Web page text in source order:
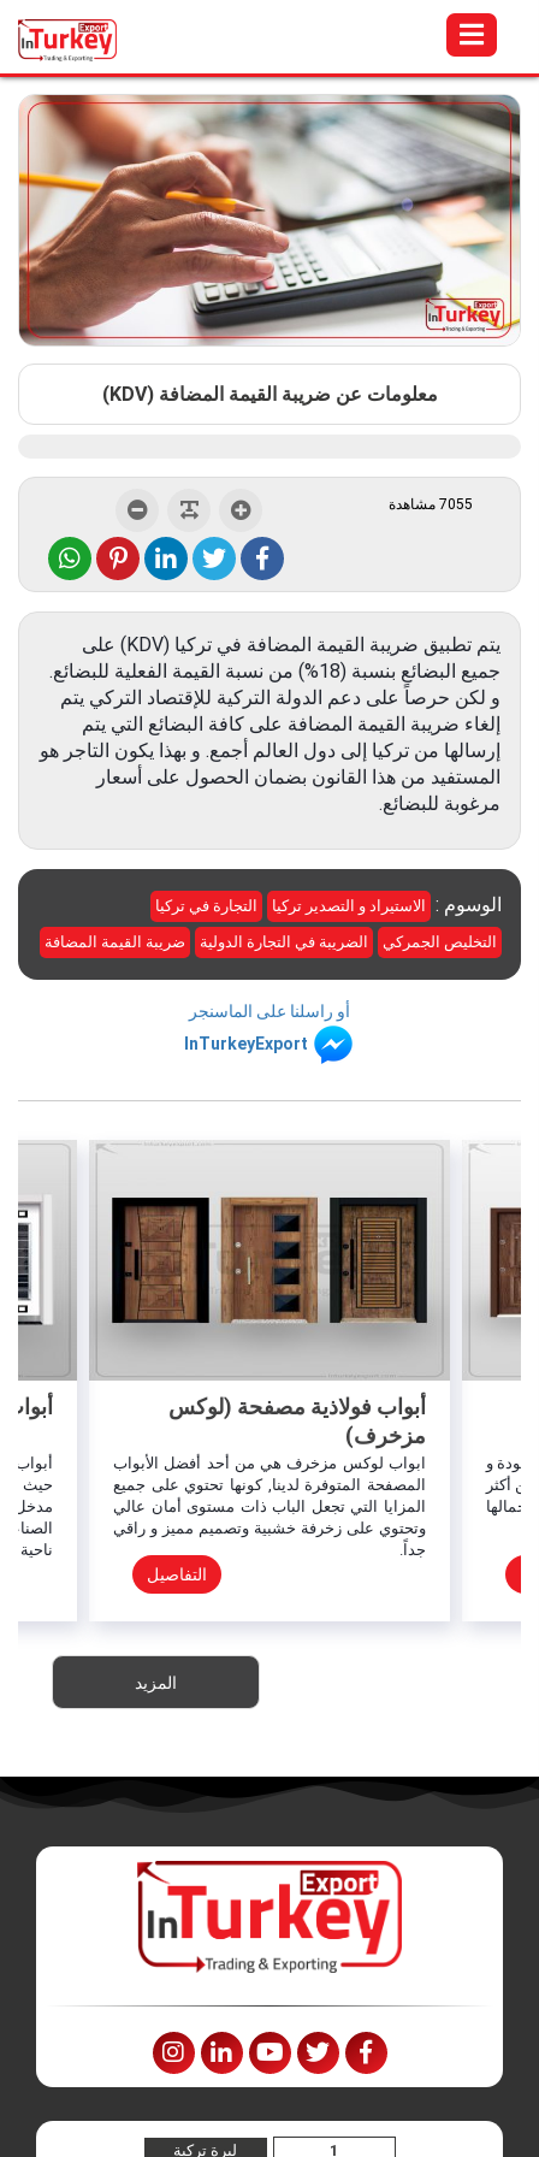
معلومات عن ضريبة القيمة المضافة (KDV)
7055 مشاهدة
يتم تطبيق ضريبة القيمة المضافة في تركيا (KDV) على
جميع البضائع بنسبة (18%) من نسبة القيمة الفعلية للبضائع.
و لكن حرصاً على دعم الدولة التركية للإقتصاد التركي يتم
إلغاء ضريبة القيمة المضافة على كافة البضائع التي يتم
إرسالها من تركيا إلى دول العالم أجمع. و بهذا يكون التاجر هو
المستفيد من هذا القانون بضمان الحصول على أسعار
مرغوبة للبضائع.
الوسوم : الاستيراد و التصدير تركيا
التجارة في تركيا
التخليص الجمركي
الضريبة في التجارة الدولية ضريبة القيمة المضافة
أو راسلنا على الماسنجر
InTurkeyExport
و
أكثر
أبواب فولاذية مصفحة (لوكس
مزخرف)
ابواب لوكس مزخرف هي من أحد أفضل الأبواب
المصفحة المتوفرة لدينا, كونها تحتوي على جميع
المزايا التي تجعل الباب ذات مستوى أمان عالي
وتحتوي على زخرفة خشبية وتصميم مميز و راقي
جداً.
التفاصيل
أبواب
حيث
مدخل
ناحية
المزيد
ليرة تركية